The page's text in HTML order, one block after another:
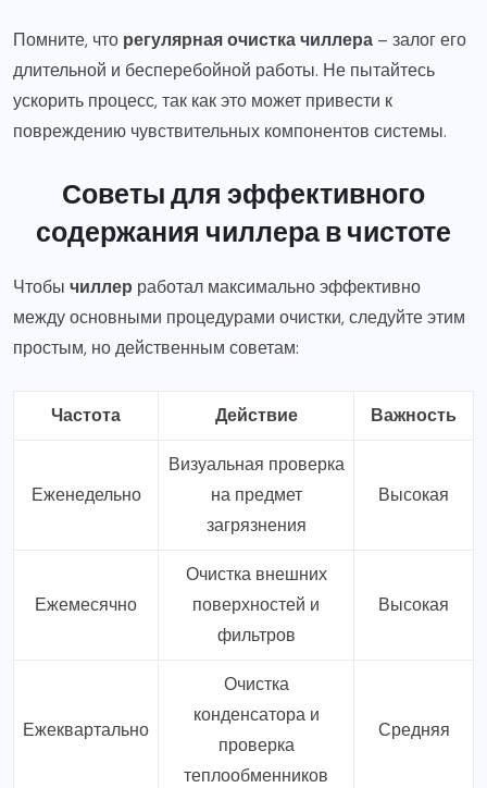
Помните, что регулярная очистка чиллера – залог его
длительной и бесперебойной работы. Не пытайтесь
ускорить процесс, так как это может привести к
повреждению чувствительных компонентов системы.
Советы для эффективного
содержания чиллера в чистоте
Чтобы чиллер работал максимально эффективно
между основными процедурами очистки, следуйте этим
простым, но действенным советам:
Частота Действие Важность
Еженедельно
Визуальная проверка
на предмет
загрязнения
Высокая
Ежемесячно
Очистка внешних
поверхностей и
фильтров
Высокая
Ежеквартально
Очистка
конденсатора и
проверка
теплообменников
Средняя